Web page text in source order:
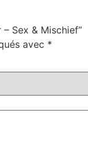
Sex & Mischief”
avec *